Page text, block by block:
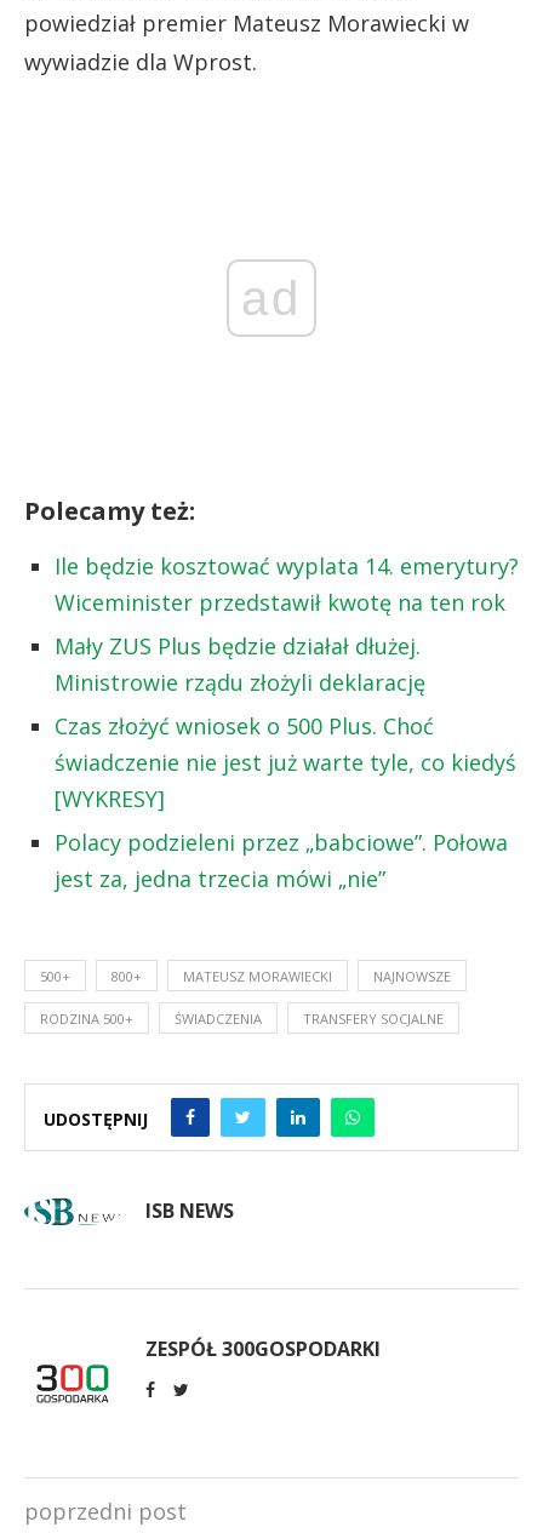
powiedział premier Mateusz Morawiecki w
wywiadzie dla Wprost.
ad
Polecamy też:
Ile będzie kosztować wyplata 14. emerytury?
Wiceminister przedstawił kwotę na ten rok
Mały ZUS Plus będzie działał dłużej.
Ministrowie rządu złożyli deklarację
Czas złożyć wniosek o 500 Plus. Choć
świadczenie nie jest już warte tyle, co kiedyś
[WYKRESY]
Polacy podzieleni przez „babciowe”. Połowa
jest za, jedna trzecia mówi „nie”
500+ 800+ MATEUSZ MORAWIECKI NAJNOWSZE
RODZINA 500+ ŚWIADCZENIA TRANSFERY SOCJALNE
UDOSTĘPNIJ
ISB NEWS
ZESPÓŁ 300GOSPODARKI
poprzedni post